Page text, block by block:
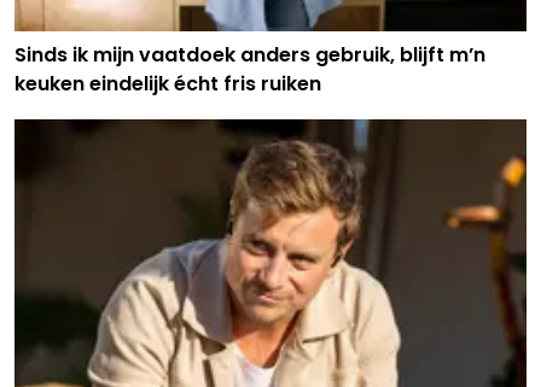
Sinds ik mijn vaatdoek anders gebruik, blijft m’n
keuken eindelijk écht fris ruiken